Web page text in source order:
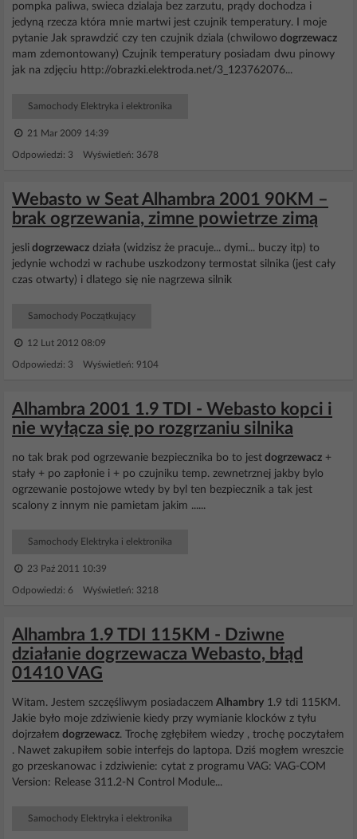
pompka paliwa, swieca dzialaja bez zarzutu, prądy dochodza i
jedyną rzecza która mnie martwi jest czujnik temperatury. I moje
pytanie Jak sprawdzić czy ten czujnik dziala (chwilowo dogrzewacz
mam zdemontowany) Czujnik temperatury posiadam dwu pinowy
jak na zdjęciu http://obrazki.elektroda.net/3_123762076...
Samochody Elektryka i elektronika
21 Mar 2009 14:39
Odpowiedzi: 3 Wyświetleń: 3678
Webasto w Seat Alhambra 2001 90KM –
brak ogrzewania, zimne powietrze zimą
jesli dogrzewacz działa (widzisz że pracuje... dymi... buczy itp) to
jedynie wchodzi w rachube uszkodzony termostat silnika (jest cały
czas otwarty) i dlatego się nie nagrzewa silnik
Samochody Początkujący
12 Lut 2012 08:09
Odpowiedzi: 3 Wyświetleń: 9104
Alhambra 2001 1.9 TDI - Webasto kopci i
nie wyłącza się po rozgrzaniu silnika
no tak brak pod ogrzewanie bezpiecznika bo to jest dogrzewacz +
stały + po zapłonie i + po czujniku temp. zewnetrznej jakby bylo
ogrzewanie postojowe wtedy by byl ten bezpiecznik a tak jest
scalony z innym nie pamietam jakim ......
Samochody Elektryka i elektronika
23 Paź 2011 10:39
Odpowiedzi: 6 Wyświetleń: 3218
Alhambra 1.9 TDI 115KM - Dziwne
działanie dogrzewacza Webasto, błąd
01410 VAG
Witam. Jestem szczęśliwym posiadaczem Alhambry 1.9 tdi 115KM.
Jakie było moje zdziwienie kiedy przy wymianie klocków z tyłu
dojrzałem dogrzewacz. Trochę zgłębiłem wiedzy , trochę poczytałem
. Nawet zakupiłem sobie interfejs do laptopa. Dziś mogłem wreszcie
go przeskanowac i zdziwienie: cytat z programu VAG: VAG-COM
Version: Release 311.2-N Control Module...
Samochody Elektryka i elektronika